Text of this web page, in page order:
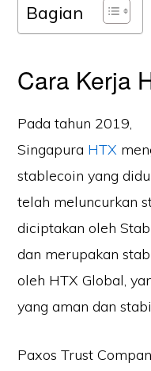
Bagian
Cara Kerja
Pada tahun 2019,
Singapura HTX
stablecoin yang
telah meluncurkan
diciptakan oleh
dan merupakan
oleh HTX Global,
yang aman dan
Paxos Trust